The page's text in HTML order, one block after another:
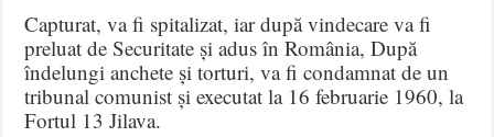
Capturat, va fi spitalizat, iar după vindecare va fi
preluat de Securitate și adus în România, După
îndelungi anchete și torturi, va fi condamnat de un
tribunal comunist și executat la 16 februarie 1960, la
Fortul 13 Jilava.